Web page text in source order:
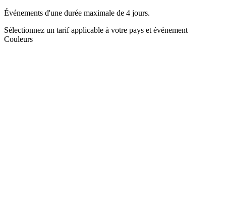
Événements d'une durée maximale de 4 jours.
Sélectionnez un tarif applicable à votre pays et événement
Couleurs